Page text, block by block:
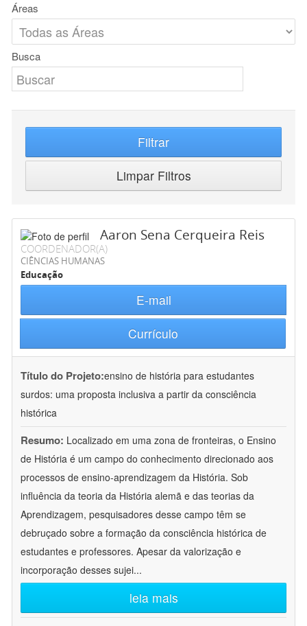
Áreas
Busca
Filtrar
Limpar Filtros
Aaron Sena Cerqueira Reis
COORDENADOR(A)
CIÊNCIAS HUMANAS
Educação
E-mail
Currículo
Título do Projeto:ensino de história para estudantes
surdos: uma proposta inclusiva a partir da consciência
histórica
Resumo: Localizado em uma zona de fronteiras, o Ensino
de História é um campo do conhecimento direcionado aos
processos de ensino-aprendizagem da História. Sob
influência da teoria da História alemã e das teorias da
Aprendizagem, pesquisadores desse campo têm se
debruçado sobre a formação da consciência histórica de
estudantes e professores. Apesar da valorização e
incorporação desses sujei...
leia mais